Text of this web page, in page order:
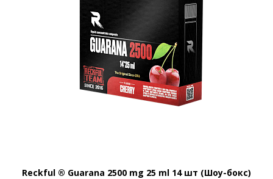
Reckful ® Guarana 2500 mg 25 ml 14 шт (Шоу-бокс)